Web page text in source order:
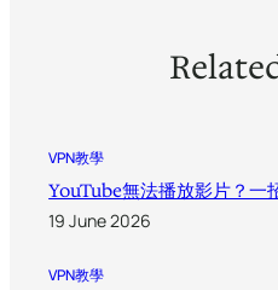
VPN教學
YouTube無法播放影片？一
19 June 2026
VPN教學